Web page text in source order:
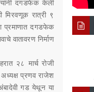
दगडफेक केली
मिरवणूक रात्री ९
प्रमाणात दगडफेक
वातावरण निर्माण
२८ मार्च रोजी
प्रणव राजेश
गड येथून या